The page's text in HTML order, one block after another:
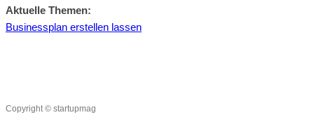
Aktuelle Themen:
Businessplan erstellen lassen
Copyright © startupmag